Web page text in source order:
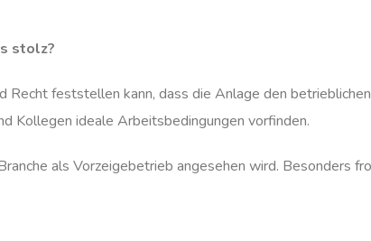
stolz?
Recht feststellen kann, dass die Anlage den betrieblichen
Kollegen ideale Arbeitsbedingungen vorfinden.
als Vorzeigebetrieb angesehen wird. Besonders